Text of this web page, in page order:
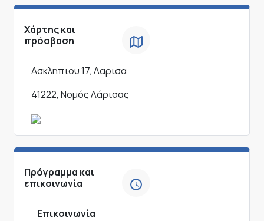
Χάρτης και
πρόσβαση
Ασκληπιου 17, Λαρισα
41222, Νομός Λάρισας
Πρόγραμμα και
επικοινωνία
Επικοινωνία